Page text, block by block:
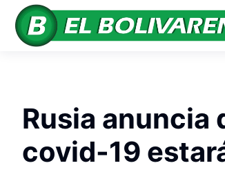
Rusia anuncia
covid-19